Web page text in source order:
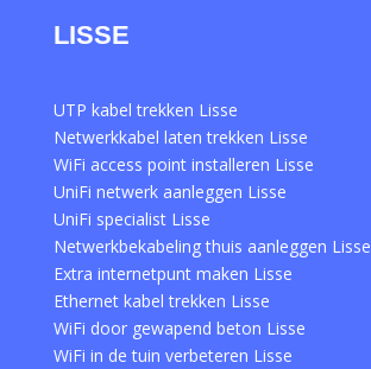
LISSE
UTP kabel trekken Lisse
Netwerkkabel laten trekken Lisse
WiFi access point installeren Lisse
UniFi netwerk aanleggen Lisse
UniFi specialist Lisse
Netwerkbekabeling thuis aanleggen Lisse
Extra internetpunt maken Lisse
Ethernet kabel trekken Lisse
WiFi door gewapend beton Lisse
WiFi in de tuin verbeteren Lisse